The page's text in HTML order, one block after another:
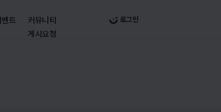
로그인
트
커뮤니티
게시요청